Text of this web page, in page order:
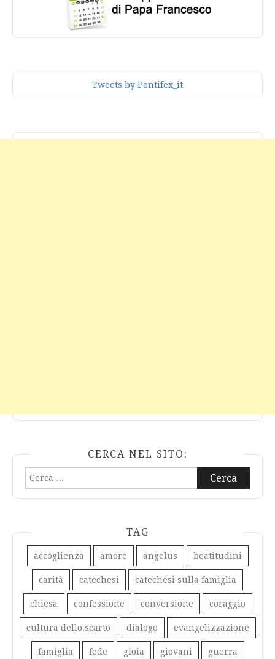
Tweets by Pontifex_it
CERCA NEL SITO:
Ricerca
TAG
accoglienza amore angelus beatitudini
carità catechesi catechesi sulla famiglia
chiesa confessione conversione coraggio
cultura dello scarto dialogo evangelizzazione
famiglia fede gioia giovani guerra